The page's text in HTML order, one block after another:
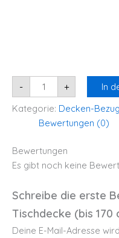
- +
In
Kategorie: Decken-
Bewertungen (0)
Bewertungen
Es gibt noch keine
Schreibe die erste
Tischdecke (bis 170
Deine E-Mail-Adresse